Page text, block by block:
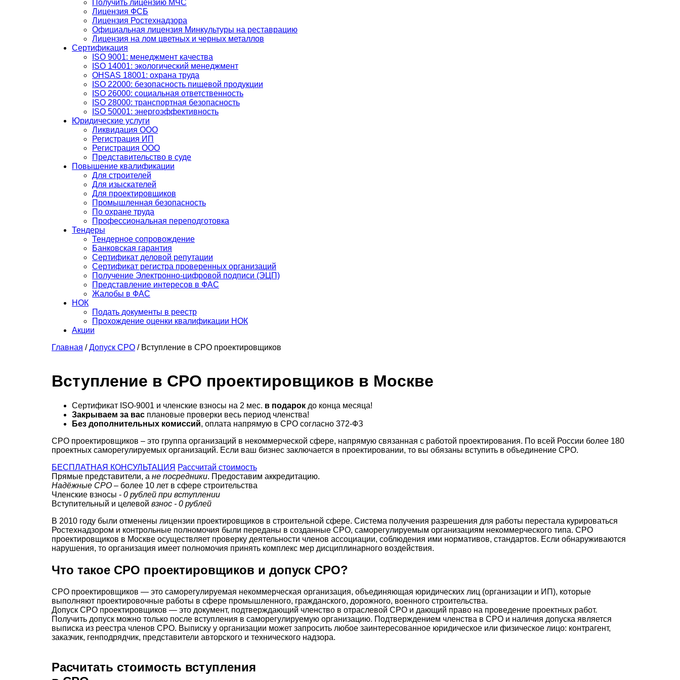
Получить лицензию МЧС
Лицензия ФСБ
Лицензия Ростехнадзора
Официальная лицензия Минкультуры на реставрацию
Лицензия на лом цветных и черных металлов
Сертификация
ISO 9001: менеджмент качества
ISO 14001: экологический менеджмент
OHSAS 18001: охрана труда
ISO 22000: безопасность пищевой продукции
ISO 26000: социальная ответственность
ISO 28000: транспортная безопасность
ISO 50001: энергоэффективность
Юридические услуги
Ликвидация ООО
Регистрация ИП
Регистрация ООО
Представительство в суде
Повышение квалификации
Для строителей
Для изыскателей
Для проектировщиков
Промышленная безопасность
По охране труда
Профессиональная переподготовка
Тендеры
Тендерное сопровождение
Банковская гарантия
Сертификат деловой репутации
Сертификат регистра проверенных организаций
Получение Электронно-цифровой подписи (ЭЦП)
Представление интересов в ФАС
Жалобы в ФАС
НОК
Подать документы в реестр
Прохождение оценки квалификации НОК
Акции
Главная / Допуск СРО / Вступление в СРО проектировщиков
Вступление в СРО проектировщиков в Москве
Сертификат ISO-9001 и членские взносы на 2 мес. в подарок до конца месяца!
Закрываем за вас плановые проверки весь период членства!
Без дополнительных комиссий, оплата напрямую в СРО согласно 372-ФЗ
СРО проектировщиков – это группа организаций в некоммерческой сфере, напрямую связанная с работой проектирования. По всей России более 180
проектных саморегулируемых организаций. Если ваш бизнес заключается в проектировании, то вы обязаны вступить в объединение СРО.
БЕСПЛАТНАЯ КОНСУЛЬТАЦИЯ Рассчитай стоимость
Прямые представители, а не посредники. Предоставим аккредитацию.
Надёжные СРО – более 10 лет в сфере строительства
Членские взносы - 0 рублей при вступлении
Вступительный и целевой взнос - 0 рублей
В 2010 году были отменены лицензии проектировщиков в строительной сфере. Система получения разрешения для работы перестала курироваться
Ростехнадзором и контрольные полномочия были переданы в созданные СРО, саморегулируемым организациям некоммерческого типа. СРО
проектировщиков в Москве осуществляет проверку деятельности членов ассоциации, соблюдения ими нормативов, стандартов. Если обнаруживаются
нарушения, то организация имеет полномочия принять комплекс мер дисциплинарного воздействия.
Что такое СРО проектировщиков и допуск СРО?
СРО проектировщиков — это саморегулируемая некоммерческая организация, объединяющая юридических лиц (организации и ИП), которые
выполняют проектировочные работы в сфере промышленного, гражданского, дорожного, военного строительства.
Допуск СРО проектировщиков — это документ, подтверждающий членство в отраслевой СРО и дающий право на проведение проектных работ.
Получить допуск можно только после вступления в саморегулируемую организацию. Подтверждением членства в СРО и наличия допуска является
выписка из реестра членов СРО. Выписку у организации может запросить любое заинтересованное юридическое или физическое лицо: контрагент,
заказчик, генподрядчик, представители авторского и технического надзора.
Расчитать стоимость вступления